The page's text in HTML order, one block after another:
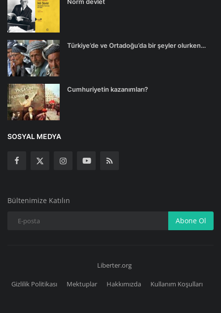
Türkiye’de ve Ortadoğu’da bir şeyler olurken…
Cumhuriyetin kazanımları?
SOSYAL MEDYA
Bültenimize Katılın
Abone Ol
Liberter.org
Gizlilik Politikası Mektuplar Hakkımızda Kullanım Koşulları